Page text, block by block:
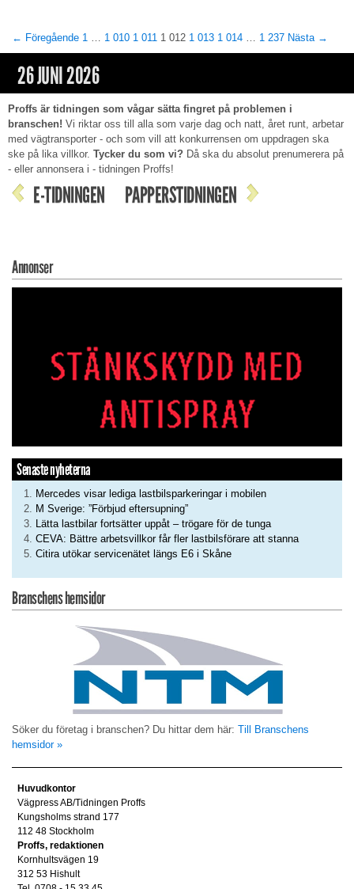
← Föregående 1 … 1 010 1 011 1 012 1 013 1 014 … 1 237 Nästa →
26 JUNI 2026
Proffs är tidningen som vågar sätta fingret på problemen i
branschen! Vi riktar oss till alla som varje dag och natt, året runt, arbetar
med vägtransporter - och som vill att konkurrensen om uppdragen ska
ske på lika villkor. Tycker du som vi? Då ska du absolut prenumerera på
- eller annonsera i - tidningen Proffs!
E-TIDNINGEN PAPPERSTIDNINGEN
Annonser
Senaste nyheterna
Mercedes visar lediga lastbilsparkeringar i mobilen
M Sverige: ”Förbjud eftersupning”
Lätta lastbilar fortsätter uppåt – trögare för de tunga
CEVA: Bättre arbetsvillkor får fler lastbilsförare att stanna
Citira utökar servicenätet längs E6 i Skåne
Branschens hemsidor
Söker du företag i branschen? Du hittar dem här: Till Branschens
hemsidor »
Huvudkontor
Vägpress AB/Tidningen Proffs
Kungsholms strand 177
112 48 Stockholm
Proffs, redaktionen
Kornhultsvägen 19
312 53 Hishult